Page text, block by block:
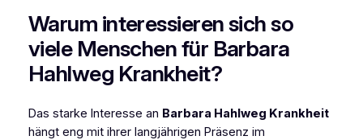
Warum interessieren sich so
viele Menschen für Barbara
Hahlweg Krankheit?
Das starke Interesse an Barbara Hahlweg Krankheit
hängt eng mit ihrer langjährigen Präsenz im